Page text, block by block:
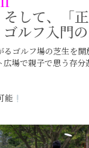
して、「
ルフ入門
ゴルフ場の芝生を開
場で親子で思う存分
能